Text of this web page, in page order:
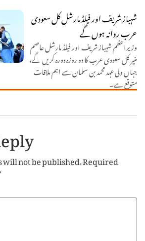
شہباز شریف اور فیلڈ مارشل کل سعودی
عرب روانہ ہوں گے
وزیراعظم شہباز شریف اور فیلڈ مارشل عاصم
منیر کل سعودی عرب کا دو روزہ دورہ کریں گے،
جہاں ولی عہد محمد بن سلمان سے اہم ملاقات
متوقع ہے۔
not be published.Required